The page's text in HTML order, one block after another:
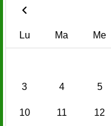
Lu Ma Me
3 4 5
10 11 12